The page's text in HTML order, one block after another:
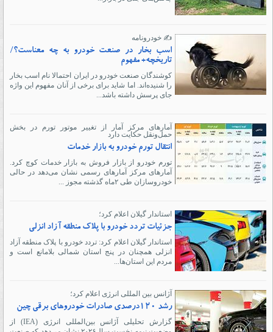
✍️ خودرونامه
اسب بخار در صنعت خودرو به چه معناست؟/
تاریخچه+ مفهوم
کوشندگان صنعت خودرو در ایران احتمالا نام اسب بخار
را شنیده‌اند. اما شاید برای برخی از آنان مفهوم این واژه
جای پرسش داشته باشد...
آمارهای مرکز آمار از تغییر موتور تورم در بخش
حمل‌ونقل حکایت دارد
انتقال تورم خودرو به بازار خدمات
تورم خودرو از بازار فروش به بازار خدمات کوچ کرد.
آمارهای مرکز آمارهای رسمی نشان می‌دهد در حالی
خودروسازان طی ۲ماه گذشته مجوز ...
استاندار گیلان اعلام کرد؛
جزئیات تردد خودرو با پلاک منطقه آزاد انزلی
استاندار گیلان اعلام کرد:‌ تردد خودرو با پلاک منطقه آزاد
انزلی همچنان در پنج استان شمالی بلامانع است و
مردم این استان‌ها...
آژانس بین المللی انرژی اعلام کرد؛
رشد ۱۲۰درصدی صادرات خودروهای برقی چین
گزارش تحلیلی آژانس بین‌المللی انرژی (IEA) از